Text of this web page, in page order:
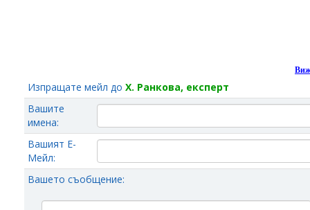
Изпращате мейл до Х. Ранкова, експерт
Вашите
имена:
Вашият Е-
Мейл:
Вашето съобщение: